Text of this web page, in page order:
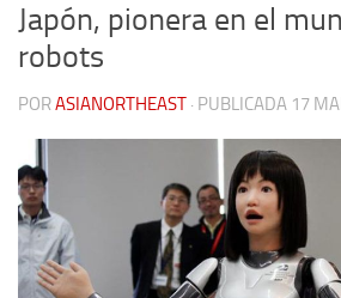
Japón, pionera en el
robots
PORASIANORTHEAST · PUBLICADA 17